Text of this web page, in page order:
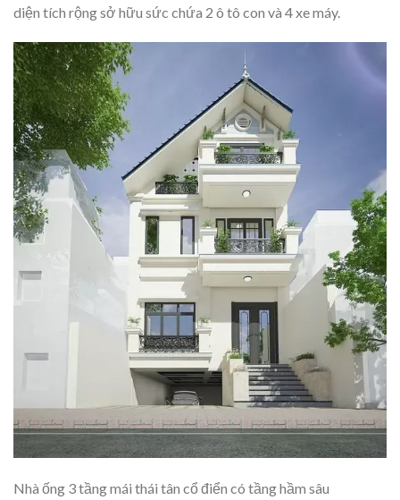
diện tích rộng sở hữu sức chứa 2 ô tô con và 4 xe máy.
Nhà ống 3 tầng mái thái tân cổ điển có tầng hầm sâu